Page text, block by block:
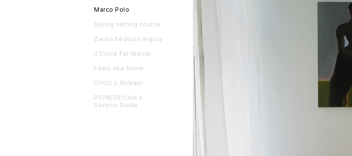
Marco Polo
Spring setting course
Zarina bedouin legacy
Il Dolce Far Niente
Feels like home
OPUS x Ashram
PIONEER Club x
Serious Guide